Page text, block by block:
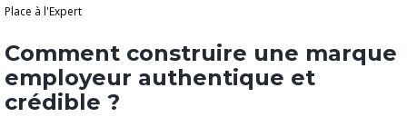
Place à l'Expert
Comment construire une marque
employeur authentique et
crédible ?